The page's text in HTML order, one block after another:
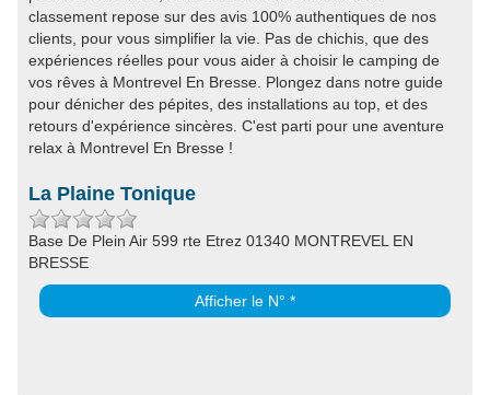
classement repose sur des avis 100% authentiques de nos
clients, pour vous simplifier la vie. Pas de chichis, que des
expériences réelles pour vous aider à choisir le camping de
vos rêves à Montrevel En Bresse. Plongez dans notre guide
pour dénicher des pépites, des installations au top, et des
retours d'expérience sincères. C'est parti pour une aventure
relax à Montrevel En Bresse !
La Plaine Tonique
Base De Plein Air 599 rte Etrez 01340 MONTREVEL EN
BRESSE
Afficher le N° *